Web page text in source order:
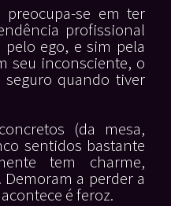
preocupa-se em ter
profissional
pelo ego, e sim pela
seu inconsciente, o
quando tiver
(da mesa,
sentidos bastante
tem charme,
Demoram a perder a
é feroz.